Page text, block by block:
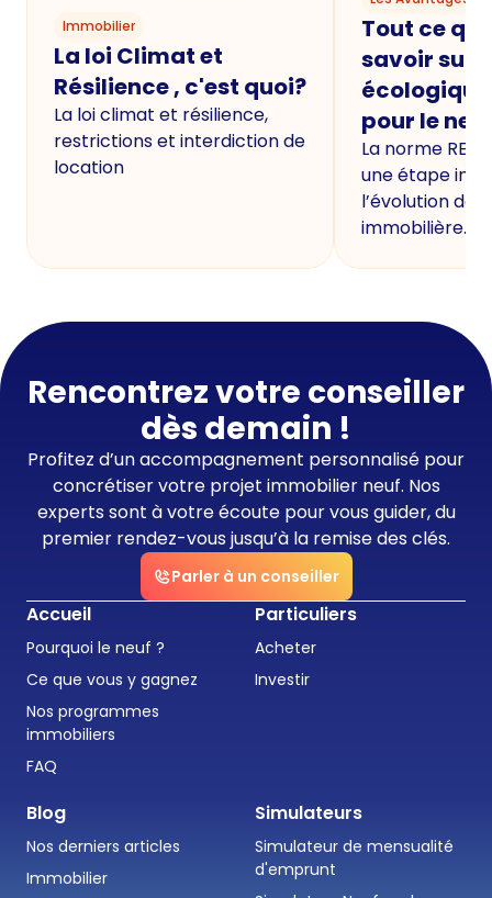
Immobilier
La loi Climat et
Résilience , c'est quoi?
La loi climat et résilience,
restrictions et interdiction de
location
Tout ce
savoir sur
écologique
pour le
La norme
une étape
l’évolution de
immobilière.
Rencontrez votre conseiller
dès demain !
Profitez d’un accompagnement personnalisé pour
concrétiser votre projet immobilier neuf. Nos
experts sont à votre écoute pour vous guider, du
premier rendez-vous jusqu’à la remise des clés.
Parler à un conseiller
Accueil
Pourquoi le neuf ?
Ce que vous y gagnez
Nos programmes
immobiliers
FAQ
Particuliers
Acheter
Investir
Blog
Nos derniers articles
Immobilier
Simulateurs
Simulateur de mensualité
d'emprunt